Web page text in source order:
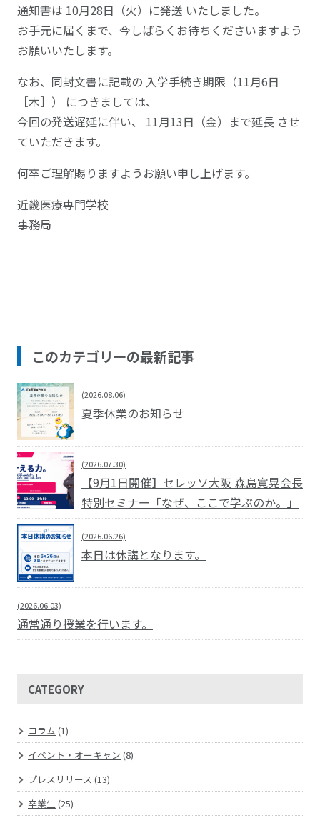
通知書は 10月28日（火）に発送 いたしました。
お手元に届くまで、今しばらくお待ちくださいますよう
お願いいたします。
なお、同封文書に記載の 入学手続き期限（11月6日
［木］） につきましては、
今回の発送遅延に伴い、 11月13日（金）まで延長 させ
ていただきます。
何卒ご理解賜りますようお願い申し上げます。
近畿医療専門学校
事務局
このカテゴリーの最新記事
(2026.08.06)
夏季休業のお知らせ
(2026.07.30)
【9月1日開催】セレッソ大阪 森島寛晃会長
特別セミナー「なぜ、ここで学ぶのか。」
(2026.06.26)
本日は休講となります。
(2026.06.03)
通常通り授業を行います。
CATEGORY
コラム (1)
イベント・オーキャン (8)
プレスリリース (13)
卒業生(25)